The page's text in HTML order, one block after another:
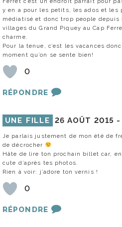
y en a pour les petits, les ados et les
médiatisé et donc trop people
villages du Grand Piquey au Cap
charme.
Pour la tenue, c’est les vacances
moment qu’on se sente bien!
0
RÉPONDRE
UNE FILLE 26 AOÛT 2015
Je parlais justement de mon été de
de décrocher
Hâte de lire ton prochain billet car,
cute d’après tes photos.
Rien à voir: j’adore ton vernis !
0
RÉPONDRE